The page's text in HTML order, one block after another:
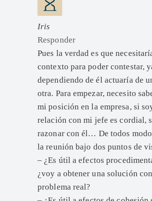
Iris
Responder
Pues la verdad es que
contexto para poder contestar,
dependiendo de él actuaría de
otra. Para empezar, necesito
mi posición en la empresa, si
relación con mi jefe es cordial,
razonar con él… De todos
la reunión bajo dos puntos de
– ¿Es útil a efectos
¿voy a obtener una solución
problema real?